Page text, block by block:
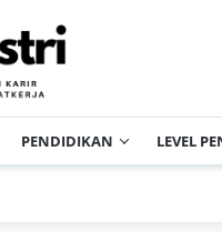
PENDIDIKAN LEVEL